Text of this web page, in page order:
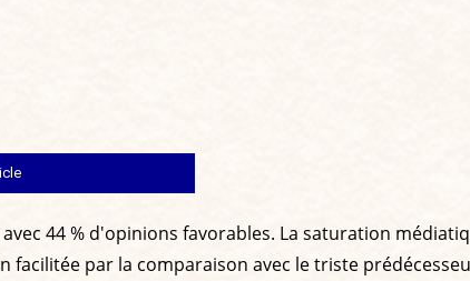
44 % d'opinions favorables. La saturation
par la comparaison avec le triste